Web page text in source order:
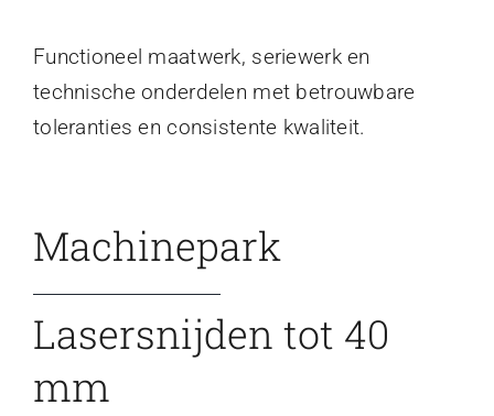
Functioneel maatwerk, seriewerk en
technische onderdelen met betrouwbare
toleranties en consistente kwaliteit.
Machinepark
Lasersnijden tot 40
mm